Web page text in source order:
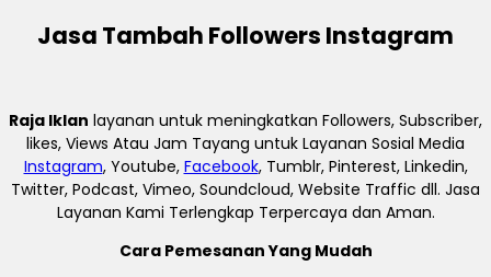
Jasa Tambah Followers Instagram
Raja Iklan layanan untuk meningkatkan Followers, Subscriber,
likes, Views Atau Jam Tayang untuk Layanan Sosial Media
Instagram, Youtube, Facebook, Tumblr, Pinterest, Linkedin,
Twitter, Podcast, Vimeo, Soundcloud, Website Traffic dll. Jasa
Layanan Kami Terlengkap Terpercaya dan Aman.
Cara Pemesanan Yang Mudah